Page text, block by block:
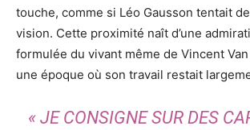
touche, comme si Léo Gausson tentait
vision. Cette proximité naît d’une
formulée du vivant même de Vincent
une époque où son travail restait
« JE CONSIGNE SUR DES